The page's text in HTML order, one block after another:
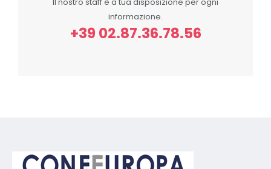
informazione.
+39 02.87.36.78.56